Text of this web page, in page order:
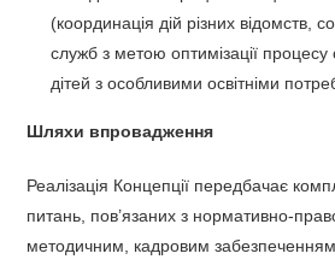
(координація дій різних відомств,
служб з метою оптимізації процесу
дітей з особливими освітніми
Шляхи впровадження
Реалізація Концепції передбачає
питань, пов’язаних з нормативно-
методичним, кадровим забезпеченням